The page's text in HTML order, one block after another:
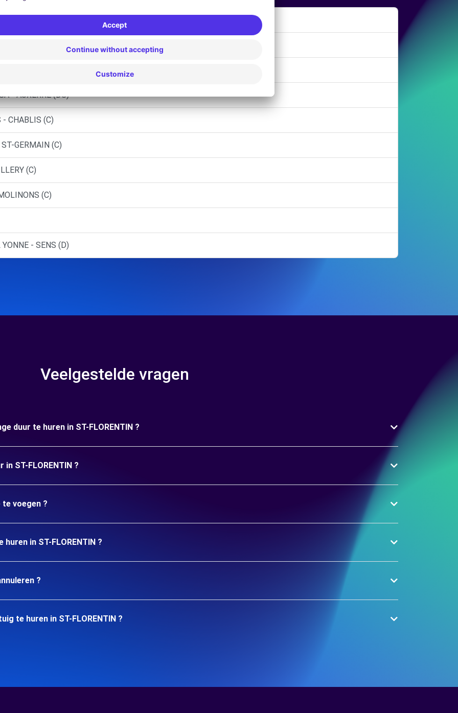
- AUXERRE (DS)
CHABLIS (C)
GERMAIN (C)
(C)
(C)
- SENS (D)
Veelgestelde vragen
duur te huren in ST-FLORENTIN ?
ST-FLORENTIN ?
voegen ?
in ST-FLORENTIN ?
?
te huren in ST-FLORENTIN ?